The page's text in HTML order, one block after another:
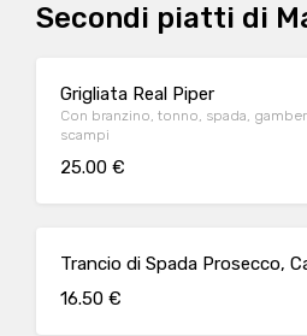
Secondi piatti di
Grigliata Real Piper
Con branzino, tonno, spada,
scampi
25.00 €
Trancio di Spada Prosecco,
16.50 €